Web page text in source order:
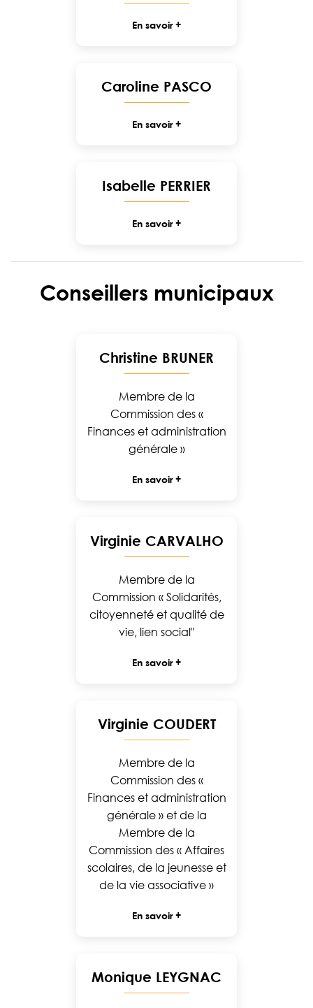
En savoir +
Caroline PASCO
En savoir +
Isabelle PERRIER
En savoir +
Conseillers municipaux
Christine BRUNER
Membre de la
Commission des «
Finances et administration
générale »
En savoir +
Virginie CARVALHO
Membre de la
Commission « Solidarités,
citoyenneté et qualité de
vie, lien social"
En savoir +
Virginie COUDERT
Membre de la
Commission des «
Finances et administration
générale » et de la
Membre de la
Commission des « Affaires
scolaires, de la jeunesse et
de la vie associative »
En savoir +
Monique LEYGNAC